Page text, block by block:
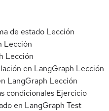
de estado Lección
Lección
Lección
en LangGraph Lección
LangGraph Lección
condicionales Ejercicio
en LangGraph Test